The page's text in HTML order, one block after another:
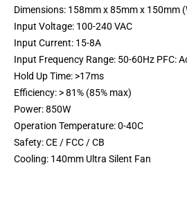
Dimensions: 158mm x 85mm x 150mm
Input Voltage: 100-240 VAC
Input Current: 15-8A
Input Frequency Range: 50-60Hz PFC:
Hold Up Time: >17ms
Efficiency: > 81% (85% max)
Power: 850W
Operation Temperature: 0-40C
Safety: CE / FCC / CB
Cooling: 140mm Ultra Silent Fan